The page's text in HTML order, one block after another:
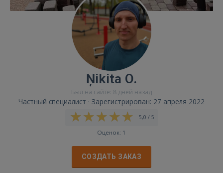
Ņikita O.
Был на сайте: 8 дней назад
Частный специалист · Зарегистрирован: 27 апреля 2022
5,0 / 5
Оценок: 1
СОЗДАТЬ ЗАКАЗ